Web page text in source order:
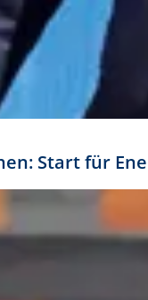
Start für